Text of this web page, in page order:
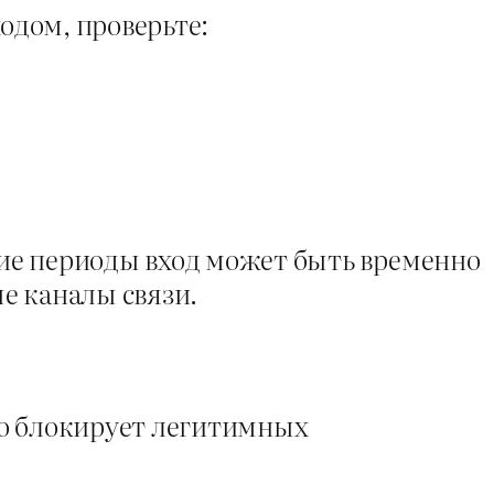
проверьте:
периоды вход может быть временно
каналы связи.
блокирует легитимных